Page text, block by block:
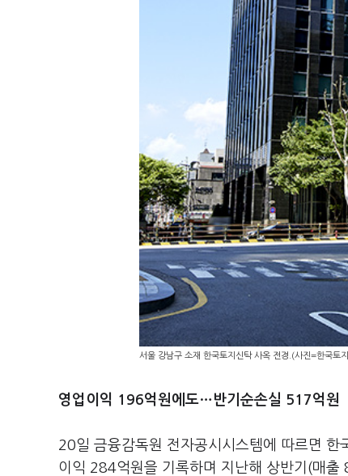
서울 강남구 소재 한국토지신탁 사옥 전경.(사진=한국토
영업이익 196억원에도…반기순손실 517억원
20일 금융감독원 전자공시시스템에 따르면
이익 284억원을 기록하며 지난해 상반기(매